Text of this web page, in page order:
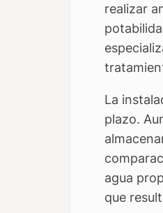
realizar
La
plazo.
agua
que